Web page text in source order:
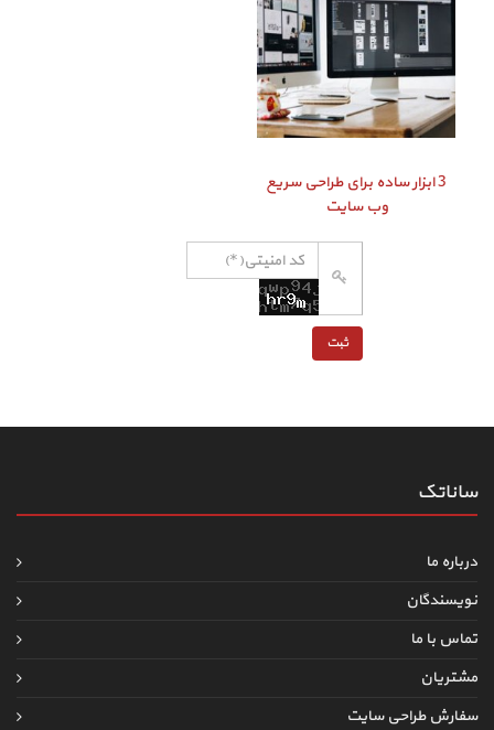
3 ابزار ساده برای طراحی سریع
وب سایت
ساناتک
درباره ما
نویسندگان
تماس با ما
مشتریان
سفارش طراحی سایت